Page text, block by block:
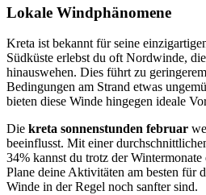
Lokale Windphänomene
Kreta ist bekannt für seine
Südküste erlebst du oft Nordwinde,
hinauswehen. Dies führt zu
Bedingungen am Strand etwas
bieten diese Winde hingegen ideale
Die kreta sonnenstunden februar
beeinflusst. Mit einer
34% kannst du trotz der
Plane deine Aktivitäten am besten für
Winde in der Regel noch sanfter sind.